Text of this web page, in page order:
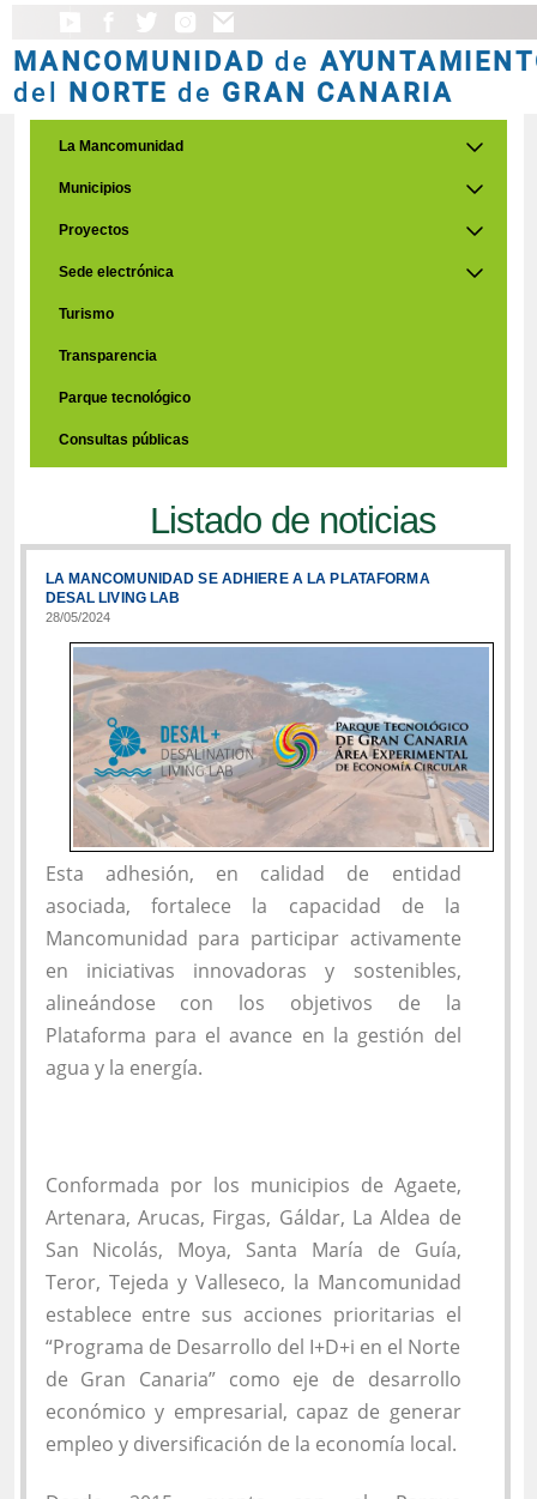
MANCOMUNIDAD de
del NORTE de GRAN CANARIA
La Mancomunidad
Municipios
Proyectos
Sede electrónica
Turismo
Transparencia
Parque tecnológico
Consultas públicas
Listado de noticias
LA MANCOMUNIDAD SE ADHIERE A LA PLATAFORMA
DESAL LIVING LAB
28/05/2024
Esta adhesión, en calidad de entidad
asociada, fortalece la capacidad de la
Mancomunidad para participar activamente
en iniciativas innovadoras y sostenibles,
alineándose con los objetivos de la
Plataforma para el avance en la gestión del
agua y la energía.
Conformada por los municipios de Agaete,
Artenara, Arucas, Firgas, Gáldar, La Aldea de
San Nicolás, Moya, Santa María de Guía,
Teror, Tejeda y Valleseco, la Mancomunidad
establece entre sus acciones prioritarias el
“Programa de Desarrollo del I+D+i en el Norte
de Gran Canaria” como eje de desarrollo
económico y empresarial, capaz de generar
empleo y diversificación de la economía local.